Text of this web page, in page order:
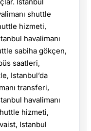
shuttle
hizmeti,
havalimanı
sabiha gökçen,
saatleri,
Istanbul’da
transferi,
havalimanı
hizmeti,
Istanbul